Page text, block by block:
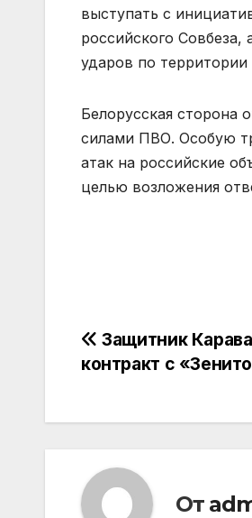
выступать с
российского Совбеза,
ударов по
Белорусская сторона
силами ПВО. Особую
атак на российские
целью возложения
Навигация
записям
Защитник
контракт с
От